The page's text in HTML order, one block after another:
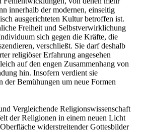
innerhalb der modernen, einseitig
ausgerichteten Kultur betroffen ist.
Freiheit und Selbstverwirklichung
sich gegen die Kräfte, die
verschließt. Sie darf deshalb
religiöser Erfahrung angesehen
auf den engen Zusammenhang von
hin. Insofern verdient sie
der Bemühungen um neue Formen
Vergleichende Religionswissenschaft
der Religionen in einem neuen Licht
widerstreitender Gottesbilder